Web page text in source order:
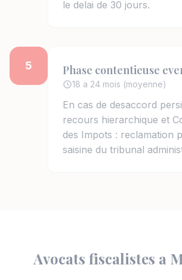
le delai de 30 jours.
5 Phase contentieuse
18 a 24 mois (moyenne)
En cas de desaccord
recours hierarchique et
des Impots : reclamation
saisine du tribunal
Avocats fiscalistes a